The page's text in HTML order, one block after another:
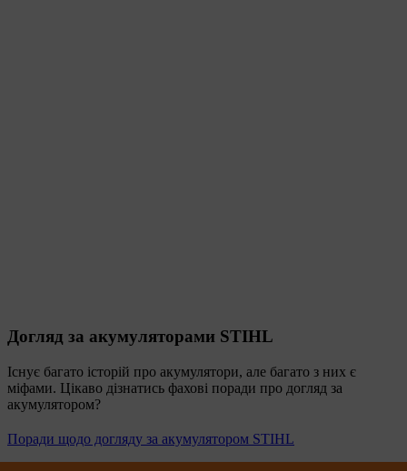
Догляд за акумуляторами STIHL
Існує багато історій про акумулятори, але багато з них є
міфами. Цікаво дізнатись фахові поради про догляд за
акумулятором?
Поради щодо догляду за акумулятором STIHL